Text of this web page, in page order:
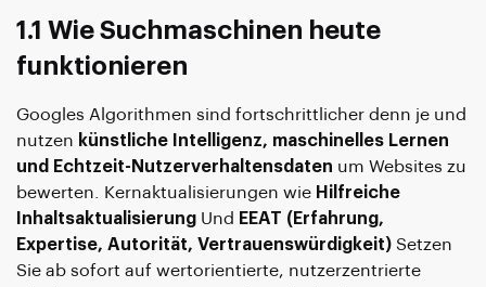
1.1 Wie Suchmaschinen heute
funktionieren
Googles Algorithmen sind fortschrittlicher denn je und
nutzen künstliche Intelligenz, maschinelles Lernen
und Echtzeit-Nutzerverhaltensdaten um Websites zu
bewerten. Kernaktualisierungen wie Hilfreiche
Inhaltsaktualisierung Und EEAT (Erfahrung,
Expertise, Autorität, Vertrauenswürdigkeit) Setzen
Sie ab sofort auf wertorientierte, nutzerzentrierte